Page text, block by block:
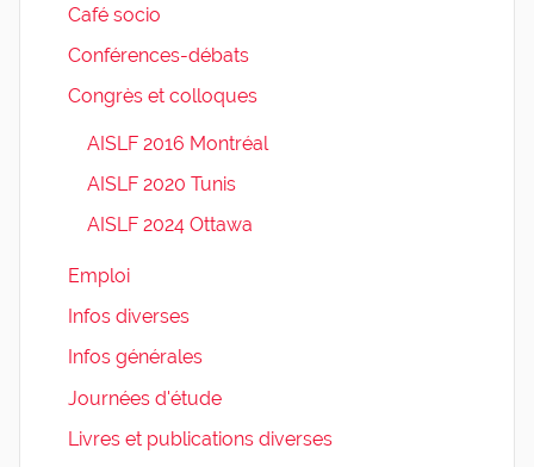
Café socio
Conférences-débats
Congrès et colloques
AISLF 2016 Montréal
AISLF 2020 Tunis
AISLF 2024 Ottawa
Emploi
Infos diverses
Infos générales
Journées d'étude
Livres et publications diverses